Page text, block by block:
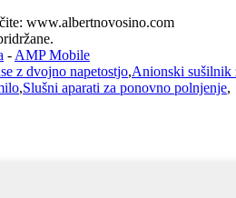
www.albertnovosino.com
- AMP Mobile
z dvojno napetostjo,Anionski sušilnik
,Slušni aparati za ponovno polnjenje,